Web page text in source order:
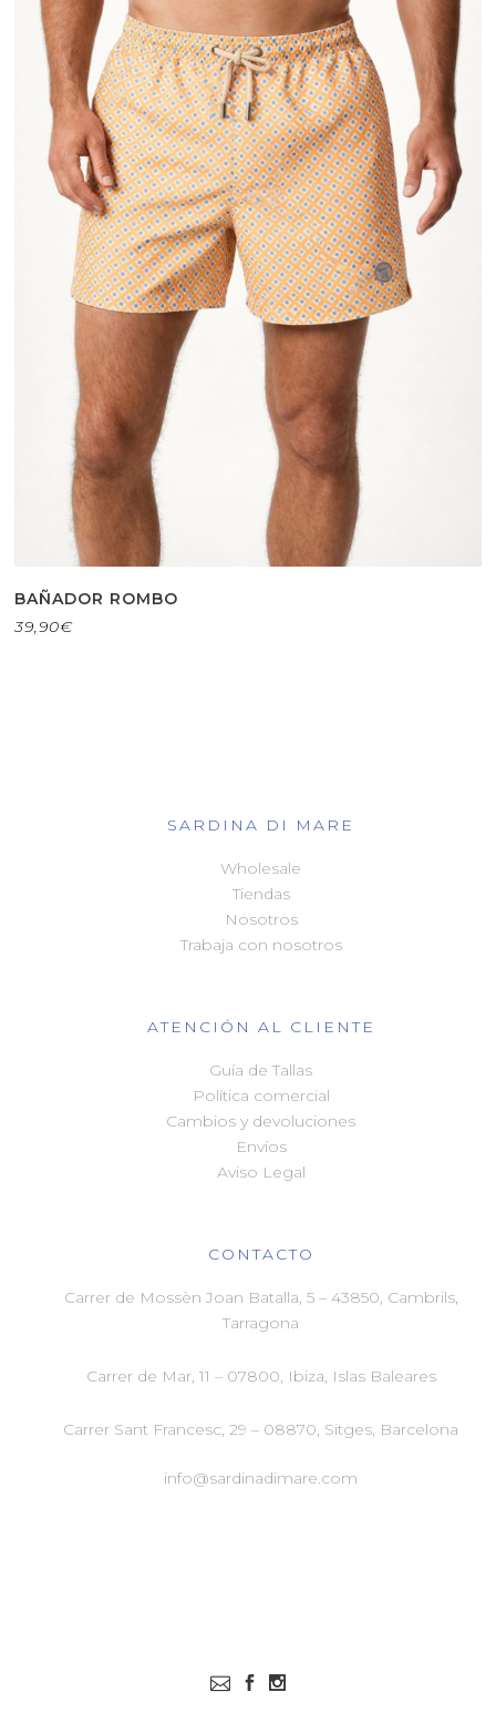
BAÑADOR ROMBO
39,90€
SARDINA DI MARE
Wholesale
Tiendas
Nosotros
Trabaja con nosotros
ATENCIÓN AL CLIENTE
Guía de Tallas
Política comercial
Cambios y devoluciones
Envíos
Aviso Legal
CONTACTO
Carrer de Mossèn Joan Batalla, 5 – 43850, Cambrils,
Tarragona
Carrer de Mar, 11 – 07800, Ibiza, Islas Baleares
Carrer Sant Francesc, 29 – 08870, Sitges, Barcelona
info@sardinadimare.com